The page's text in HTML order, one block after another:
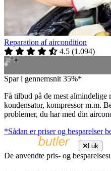
Reparation af aircondition
4.5 (1.094)
Spar i gennemsnit 35%*
Få tilbud på de mest almindelige
kondensator, kompressor m.m.
problemer, du har med din
*Sådan er priser og besparelser
Luk
De anvendte pris- og